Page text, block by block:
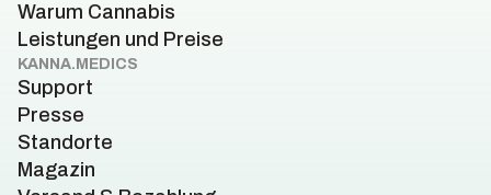
Warum Cannabis
Leistungen und Preise
KANNA.MEDICS
Support
Presse
Standorte
Magazin